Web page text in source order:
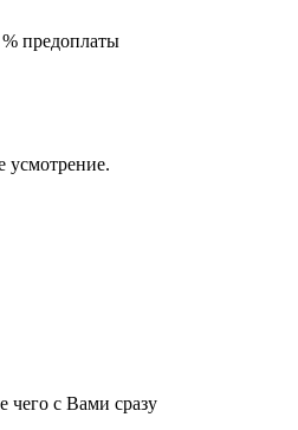
предоплаты
чего с Вами сразу